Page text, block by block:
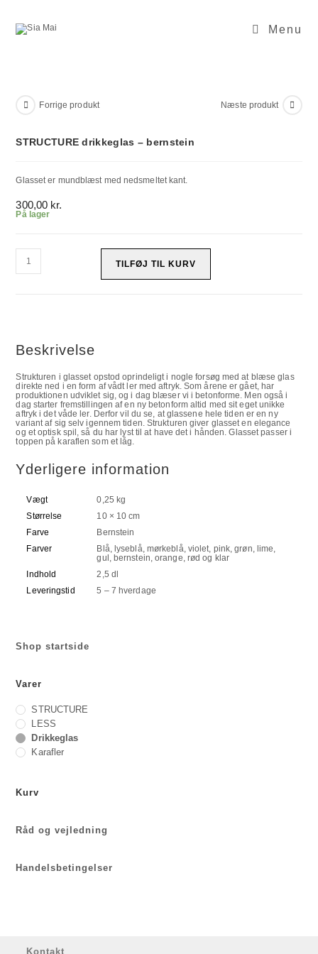
content
Menu
Forrige produkt Næste produkt
STRUCTURE drikkeglas – bernstein
Glasset er mundblæst med nedsmeltet kant.
300,00 kr.
På lager
STRUCTURE
drikkeglas
-
TILFØJ TIL KURV
Beskrivelse
Strukturen i glasset opstod oprindeligt i nogle forsøg med at blæse glas
direkte ned i en form af vådt ler med aftryk. Som årene er gået, har
produktionen udviklet sig, og i dag blæser vi i betonforme. Men også i
dag starter fremstillingen af en ny betonform altid med sit eget unikke
aftryk i det våde ler. Derfor vil du se, at glassene hele tiden er en ny
variant af sig selv igennem tiden. Strukturen giver glasset en elegance
og et optisk spil, så du har lyst til at have det i hånden. Glasset passer i
toppen på karaflen som et låg.
Yderligere information
Vægt
0,25 kg
Størrelse
10 × 10 cm
Farve
Bernstein
Farver
Blå, lyseblå, mørkeblå, violet, pink, grøn, lime,
gul, bernstein, orange, rød og klar
Indhold
2,5 dl
Leveringstid
5 – 7 hverdage
Shop startside
Varer
STRUCTURE
LESS
Drikkeglas
Karafler
Kurv
Råd og vejledning
Handelsbetingelser
Kontakt